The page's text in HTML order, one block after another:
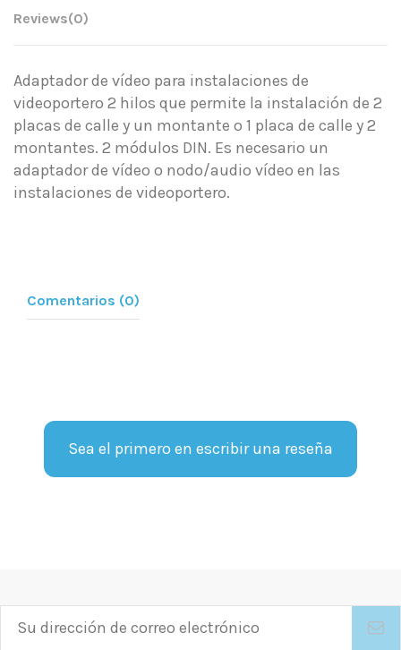
Reviews(0)
Adaptador de vídeo para instalaciones de
videoportero 2 hilos que permite la instalación de 2
placas de calle y un montante o 1 placa de calle y 2
montantes. 2 módulos DIN. Es necesario un
adaptador de vídeo o nodo/audio vídeo en las
instalaciones de videoportero.
Comentarios (0)
Sea el primero en escribir una reseña